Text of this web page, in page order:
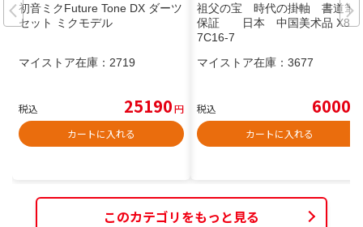
初音ミクFuture Tone DX ダーツ
セット ミクモデル
マイストア在庫： 2719
税込 25190円
カートに入れる
祖父の宝 時代の掛軸 書道筆
保証 日本 中国美术品 X89
7C16-7
マイストア在庫： 3677
税込 6000
カートに入れる
このカテゴリをもっと見る